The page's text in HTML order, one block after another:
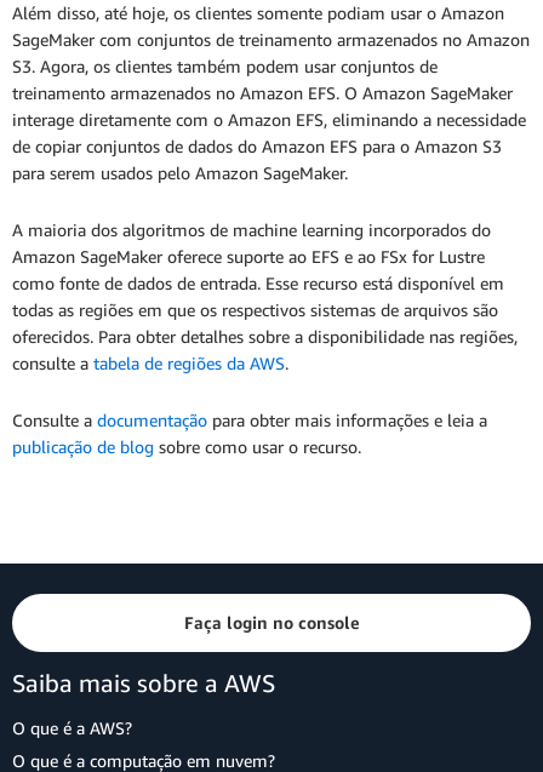
Além disso, até hoje, os clientes somente podiam usar o Amazon
SageMaker com conjuntos de treinamento armazenados no Amazon
S3. Agora, os clientes também podem usar conjuntos de
treinamento armazenados no Amazon EFS. O Amazon SageMaker
interage diretamente com o Amazon EFS, eliminando a necessidade
de copiar conjuntos de dados do Amazon EFS para o Amazon S3
para serem usados pelo Amazon SageMaker.
A maioria dos algoritmos de machine learning incorporados do
Amazon SageMaker oferece suporte ao EFS e ao FSx for Lustre
como fonte de dados de entrada. Esse recurso está disponível em
todas as regiões em que os respectivos sistemas de arquivos são
oferecidos. Para obter detalhes sobre a disponibilidade nas regiões,
consulte a tabela de regiões da AWS.
Consulte a documentação para obter mais informações e leia a
publicação de blog sobre como usar o recurso.
Faça login no console
Saiba mais sobre a AWS
O que é a AWS?
O que é a computação em nuvem?